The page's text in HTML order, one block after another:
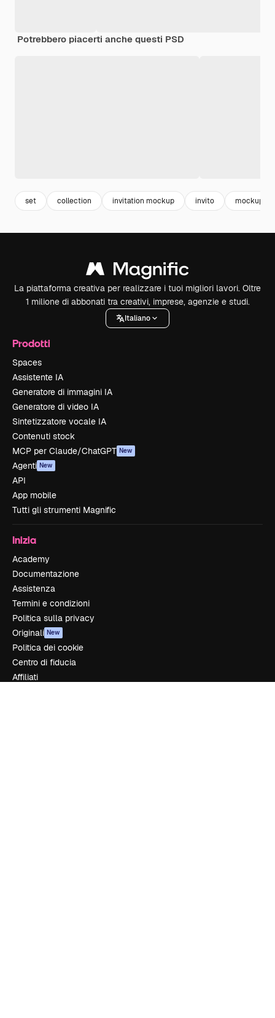
Potrebbero piacerti anche questi PSD
set collection invitation mockup invito mockup
La piattaforma creativa per realizzare i tuoi migliori lavori. Oltre
1 milione di abbonati tra creativi, imprese, agenzie e studi.
Italiano
Prodotti
Spaces
Assistente IA
Generatore di immagini IA
Generatore di video IA
Sintetizzatore vocale IA
Contenuti stock
MCP per Claude/ChatGPT New
Agenti New
API
App mobile
Tutti gli strumenti Magnific
Inizia
Academy
Documentazione
Assistenza
Termini e condizioni
Politica sulla privacy
Originali New
Politica dei cookie
Centro di fiducia
Affiliati